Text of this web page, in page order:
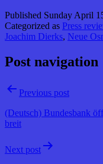
Published Sunday April
Categorized as Press
Joachim Dierks, Neue
Post navigation
Previous post
(Deutsch) Bundesbank
breit
Next post